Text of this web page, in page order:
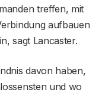
treffen, mit
aufbauen
sagt Lancaster.
davon haben,
und wo